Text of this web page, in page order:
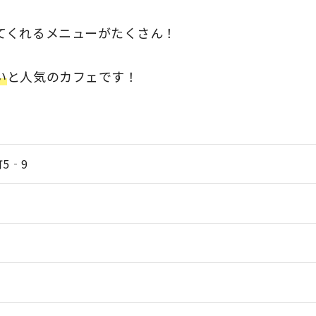
れるメニューがたくさん！
と人気のカフェです！
5‐9